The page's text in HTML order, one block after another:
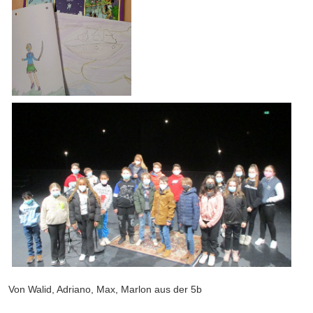
Von Walid, Adriano, Max, Marlon aus der 5b